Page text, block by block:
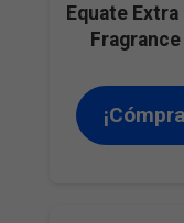
Equate